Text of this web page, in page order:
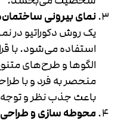
نمای بیرونی
یک روش دکوراتیو در
استفاده می‌شود. با
الگوها و طرح‌های
منحصر به فرد و با
باعث جذب نظر و
محوطه سازی و